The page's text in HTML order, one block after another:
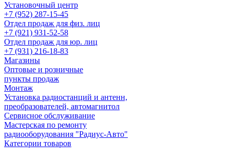
Установочный центр
+7 (952) 287-15-45
Отдел продаж для физ. лиц
+7 (921) 931-52-58
Отдел продаж для юр. лиц
+7 (931) 216-18-83
Магазины
Оптовые и розничные
пункты продаж
Монтаж
Установка радиостанций и антенн,
преобразователей, автомагнитол
Сервисное обслуживание
Мастерская по ремонту
радиооборудования "Радиус-Авто"
Категории товаров